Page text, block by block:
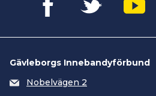
Gävleborgs Innebandyförbund
Nobelvägen 2